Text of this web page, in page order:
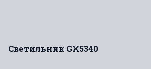
Светильник GX5340